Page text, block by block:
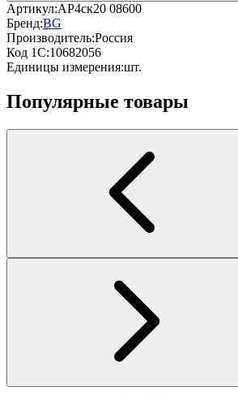
Артикул:АР4ск20 08600
Бренд:BG
Производитель:Россия
Код 1С:10682056
Единицы измерения:шт.
Популярные товары